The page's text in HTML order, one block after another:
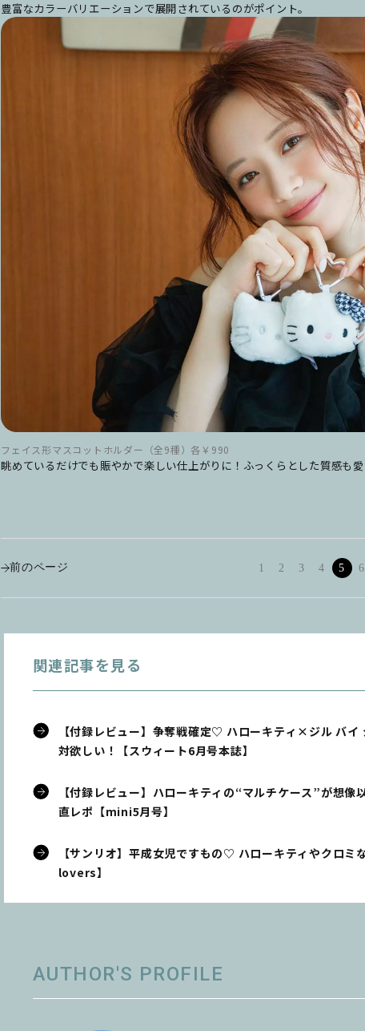
豊富なカラーバリエーションで展開されているのがポイント。
フェイス形マスコットホルダー（全9種）各￥990
眺めているだけでも賑やかで楽しい仕上がりに！ふっくらとした質感も
前のページ 1 2 3 4 5 6
関連記事を見る
【付録レビュー】争奪戦確定♡ ハローキティ×ジル バ
対欲しい！【スウィート6月号本誌】
【付録レビュー】ハローキティの“マルチケース”が想
直レポ【mini5月号】
【サンリオ】平成女児ですもの♡ ハローキティやクロ
lovers】
AUTHOR'S PROFILE